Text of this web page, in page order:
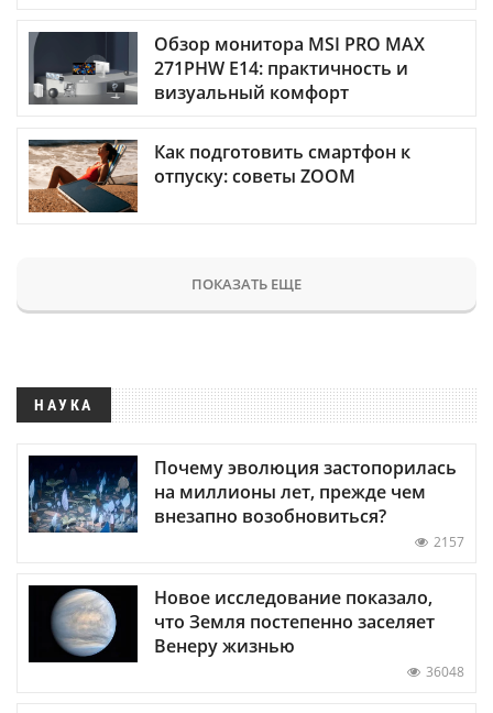
Обзор монитора MSI PRO MAX
271PHW E14: практичность и
визуальный комфорт
Как подготовить смартфон к
отпуску: советы ZOOM
ПОКАЗАТЬ ЕЩЕ
НАУКА
Почему эволюция застопорилась
на миллионы лет, прежде чем
внезапно возобновиться?
2157
Новое исследование показало,
что Земля постепенно заселяет
Венеру жизнью
36048